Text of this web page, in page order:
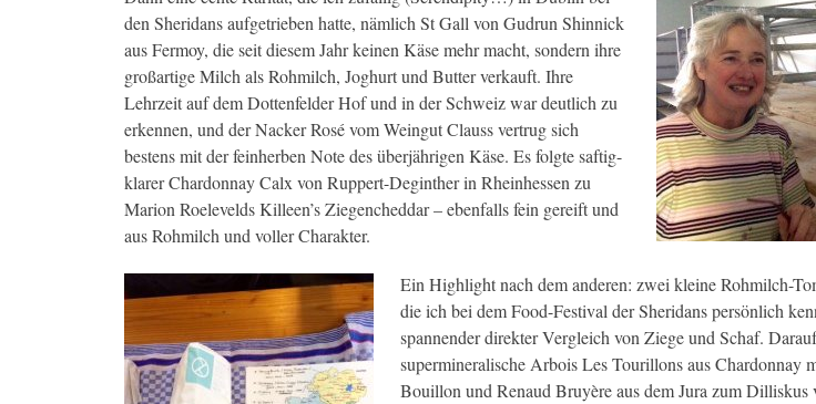
den Sheridans aufgetrieben hatte, nämlich St Gall von Gudrun Shinnick
aus Fermoy, die seit diesem Jahr keinen Käse mehr macht, sondern ihre
großartige Milch als Rohmilch, Joghurt und Butter verkauft. Ihre
Lehrzeit auf dem Dottenfelder Hof und in der Schweiz war deutlich zu
erkennen, und der Nacker Rosé vom Weingut Clauss vertrug sich
bestens mit der feinherben Note des überjährigen Käse. Es folgte saftig-
klarer Chardonnay Calx von Ruppert-Deginther in Rheinhessen zu
Marion Roelevelds Killeen’s Ziegencheddar – ebenfalls fein gereift und
aus Rohmilch und voller Charakter.
Ein Highlight nach dem anderen: zwei kleine Rohmilch-
die ich bei dem Food-Festival der Sheridans persönlich
spannender direkter Vergleich von Ziege und Schaf.
supermineralische Arbois Les Tourillons aus Chardonnay
Bouillon und Renaud Bruyère aus dem Jura zum Dilliskus